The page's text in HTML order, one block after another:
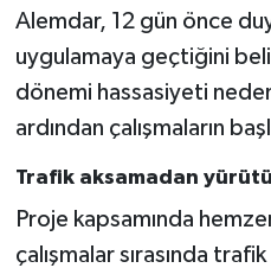
Alemdar, 12 gün önce
uygulamaya geçtiğini
dönemi hassasiyeti
ardından çalışmaların
Trafik aksamadan
Proje kapsamında
çalışmalar sırasında trafik